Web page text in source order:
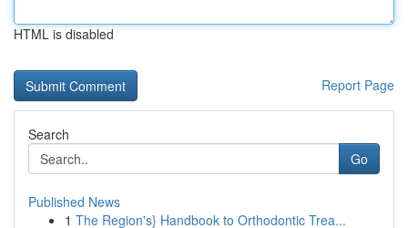
HTML is disabled
Report Page
Search
Go
Published News
1 The Region's} Handbook to Orthodontic Trea...